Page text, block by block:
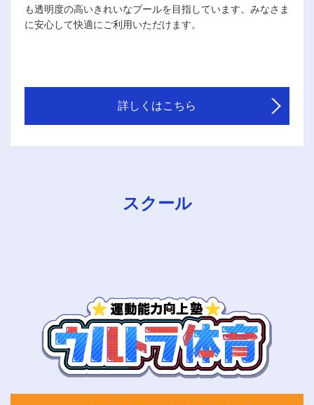
も透明度の高いきれいなプールを目指しています。みなさま
に安心して快適にご利用いただけます。
詳しくはこちら
スクール